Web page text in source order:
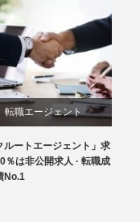
転職エージェント
ルートエージェント」求
％は非公開求人 · 転職成
No.1